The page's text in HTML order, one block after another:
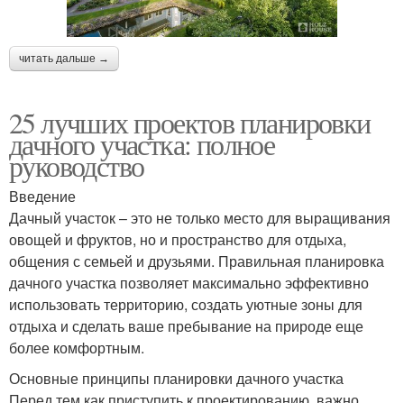
читать дальше →
25 лучших проектов планировки
дачного участка: полное
руководство
Введение
Дачный участок – это не только место для выращивания
овощей и фруктов, но и пространство для отдыха,
общения с семьей и друзьями. Правильная планировка
дачного участка позволяет максимально эффективно
использовать территорию, создать уютные зоны для
отдыха и сделать ваше пребывание на природе еще
более комфортным.
Основные принципы планировки дачного участка